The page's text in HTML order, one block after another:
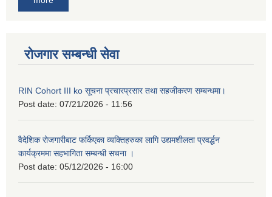
रोजगार सम्बन्धी सेवा
RIN Cohort III ko सूचना प्रचारप्रसार तथा सहजीकरण सम्बन्धमा।
Post date: 07/21/2026 - 11:56
वैदेशिक रोजगारीबाट फर्किएका व्यक्तिहरुका लागि उद्यमशीलता प्रवर्द्धन
कार्यक्रममा सहभागिता सम्बन्धी सचना ।
Post date: 05/12/2026 - 16:00